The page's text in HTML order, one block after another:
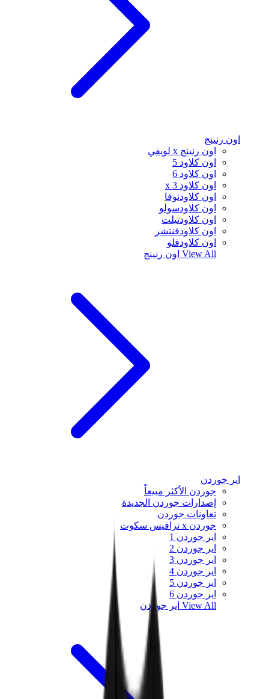
اون رنينج
اون رنينج x لويفي
اون كلاود 5
اون كلاود 6
اون كلاود x 3
اون كلاودنوفا
اون كلاودسولو
اون كلاودتيلت
اون كلاودفنتشر
اون كلاودفلو
View All اون رنينج
اير جوردن
جوردن الأكثر مبيعاً
إصدارات جوردن الجديدة
تعاونات جوردن
جوردن x ترافيس سكوت
اير جوردن 1
اير جوردن 2
اير جوردن 3
اير جوردن 4
اير جوردن 5
اير جوردن 6
View All اير جوردن